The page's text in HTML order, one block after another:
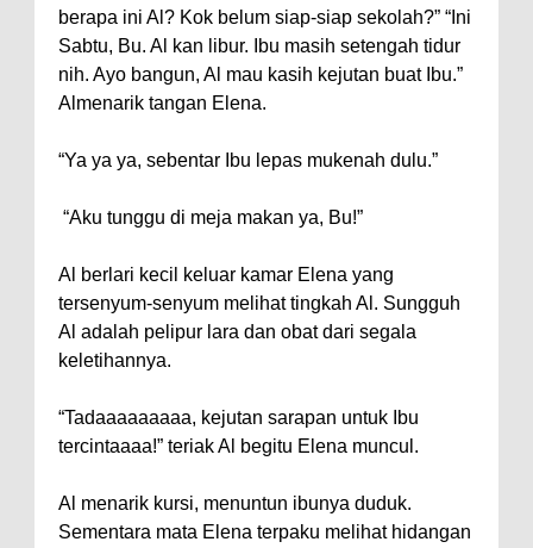
berapa ini Al? Kok belum siap-siap sekolah?” “Ini
Sabtu, Bu. Al kan libur. Ibu masih setengah tidur
nih. Ayo bangun, Al mau kasih kejutan buat Ibu.”
Almenarik tangan Elena.
“Ya ya ya, sebentar Ibu lepas mukenah dulu.”
“Aku tunggu di meja makan ya, Bu!”
Al berlari kecil keluar kamar Elena yang
tersenyum-senyum melihat tingkah Al. Sungguh
Al adalah pelipur lara dan obat dari segala
keletihannya.
“Tadaaaaaaaaa, kejutan sarapan untuk Ibu
tercintaaaa!” teriak Al begitu Elena muncul.
Al menarik kursi, menuntun ibunya duduk.
Sementara mata Elena terpaku melihat hidangan